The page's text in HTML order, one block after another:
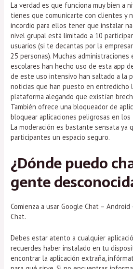
La verdad es que funciona muy bien a
tienes que comunicarte con clientes y
incordio para ellos tener que instalar
nivel grupal está limitado a 10
usuarios (si te decantas por la
25 personas). Muchas
escolares han hecho uso de esta app
de este uso intensivo han saltado a la
noticias que han puesto en entredicho
plataforma alegando que existían
También ofrece una bloqueador de
bloquear aplicaciones peligrosas en
La moderación es bastante sensata ya
participantes un espacio seguro.
¿Dónde puedo
gente
Comienza a usar Google Chat –
Chat.
Debes estar atento a cualquier
recuerdes haber instalado en tu
encontrar la aplicación extraña,